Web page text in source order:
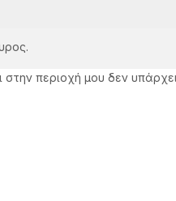
περιοχή μου δεν